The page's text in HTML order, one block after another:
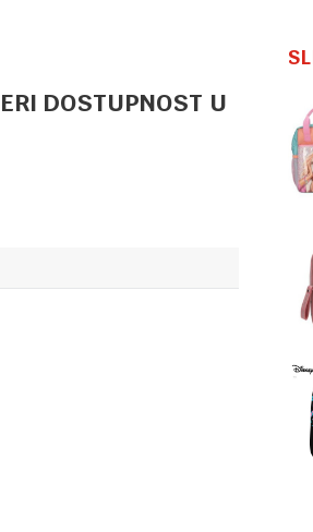
DOSTUPNOST U
TORBE ZA VRTIĆ 36,30